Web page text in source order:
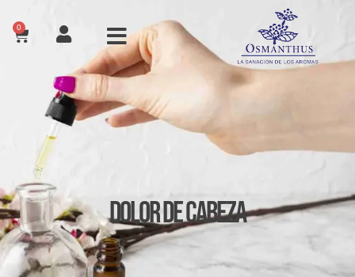
0
Dolor de Cabeza